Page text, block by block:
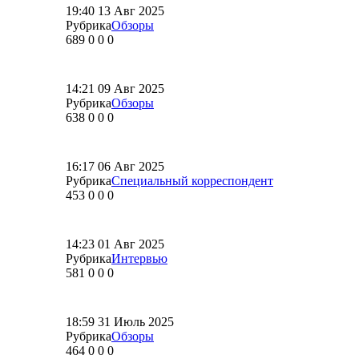
19:40 13 Авг 2025
РубрикаОбзоры
689 0 0 0
14:21 09 Авг 2025
РубрикаОбзоры
638 0 0 0
16:17 06 Авг 2025
РубрикаСпециальный корреспондент
453 0 0 0
14:23 01 Авг 2025
РубрикаИнтервью
581 0 0 0
18:59 31 Июль 2025
РубрикаОбзоры
464 0 0 0